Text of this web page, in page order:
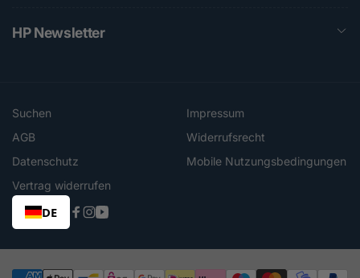
HP Newsletter
Suchen
Impressum
AGB
Widerrufsrecht
Datenschutz
Mobile Nutzungsbedingungen
Vertrag widerrufen
DE
Facebook
Instagram
YouTube